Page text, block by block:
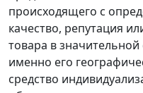
происходящего с
качество, репутация
товара в
именно его
средство